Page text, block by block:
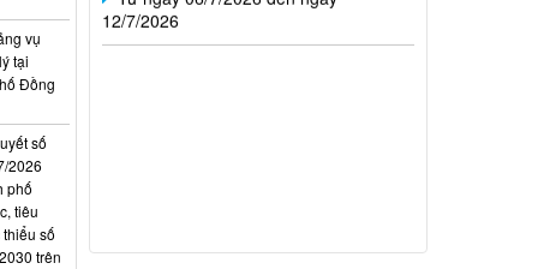
vụ
tại
Đồng
số
2026
phố
tiêu
số
trên